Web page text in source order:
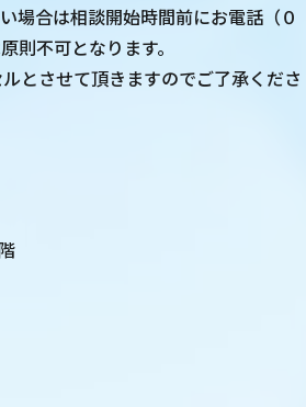
場合は相談開始時間前にお電話（０
則不可となります。
とさせて頂きますのでご了承くださ